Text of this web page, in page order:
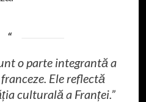
o parte integrantă a
Ele reflectă
culturală a Franței.”